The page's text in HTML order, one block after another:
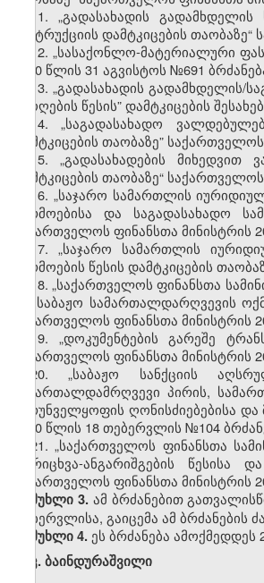
11.„გადასახადის
ინსტრუქციის დამტკიცების
12. „სასაქონლო-მატერიალური
2010 წლის 31 აგვისტოს №691
13.„გადასახადის გადამხდელის/
ამოღების წესის” დამტკიცების
14.„საგადასახადო
დამტკიცების თაობაზე”
15. „გადასახადების მიხედვით
დამტკიცების თაობაზე“
16. „საჯარო სამართლის
წარმოებისა და საგადასახადო
საქართველოს ფინანსთა მინისტრის
17. „საჯარო სამართლის
წარმოების წესის დამტკიცების
18.„საქართველოს ფინანსთა
და საბაჟო სამართალდარღვევის
საქართველოს ფინანსთა მინისტრის
19. „დოკუმენტების გარეშე
საქართველოს ფინანსთა მინისტრის
20.„საბაჟო სანქციის
სამართალდამრღვევი პირის,
უზრუნველყოფის ღონისძიებებისა
2010 წლის 18 თებერვლის №104
21.„საქართველოს ფინანსთა
აღრიცხვა-ანგარიშგების
საქართველოს ფინანსთა მინისტრის
მუხლი 3. ამ ბრძანებით
თებერვლისა, გაიცემა ამ
მუხლი 4. ეს ბრძანება ამოქმედდეს
კ. ბაინდურაშვილი